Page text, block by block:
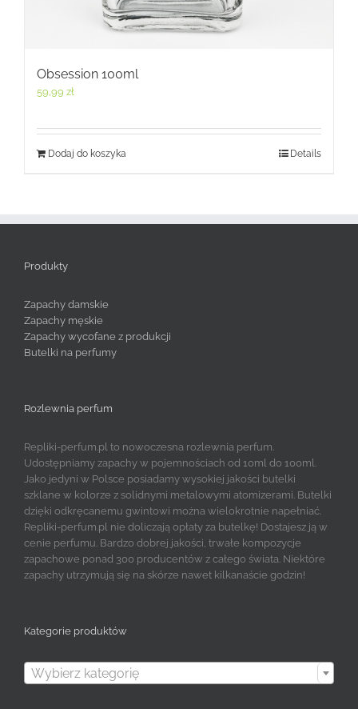
Obsession 100ml
59,99 zł
Dodaj do koszyka Details
Produkty
Zapachy damskie
Zapachy męskie
Zapachy wycofane z produkcji
Butelki na perfumy
Rozlewnia perfum
Repliki-perfum.pl to nowoczesna rozlewnia perfum.
Udostępniamy zapachy w pojemnościach od 10ml do 100ml.
Jako jedyni w Polsce posiadamy wysokiej jakości butelki
szklane w kolorze z solidnymi metalowymi atomizerami. Butelki
dzięki odkręcanemu gwintowi można wielokrotnie napełniać.
Repliki-perfum.pl nie doliczają opłaty za butelkę! Dostajesz ją w
cenie perfumu. Bardzo dobrej jakości, trwałe kompozycje
zapachowe ponad 300 producentów z całego świata. Niektóre
zapachy utrzymują się na skórze nawet kilkanaście godzin!
Kategorie produktów
Wybierz kategorię